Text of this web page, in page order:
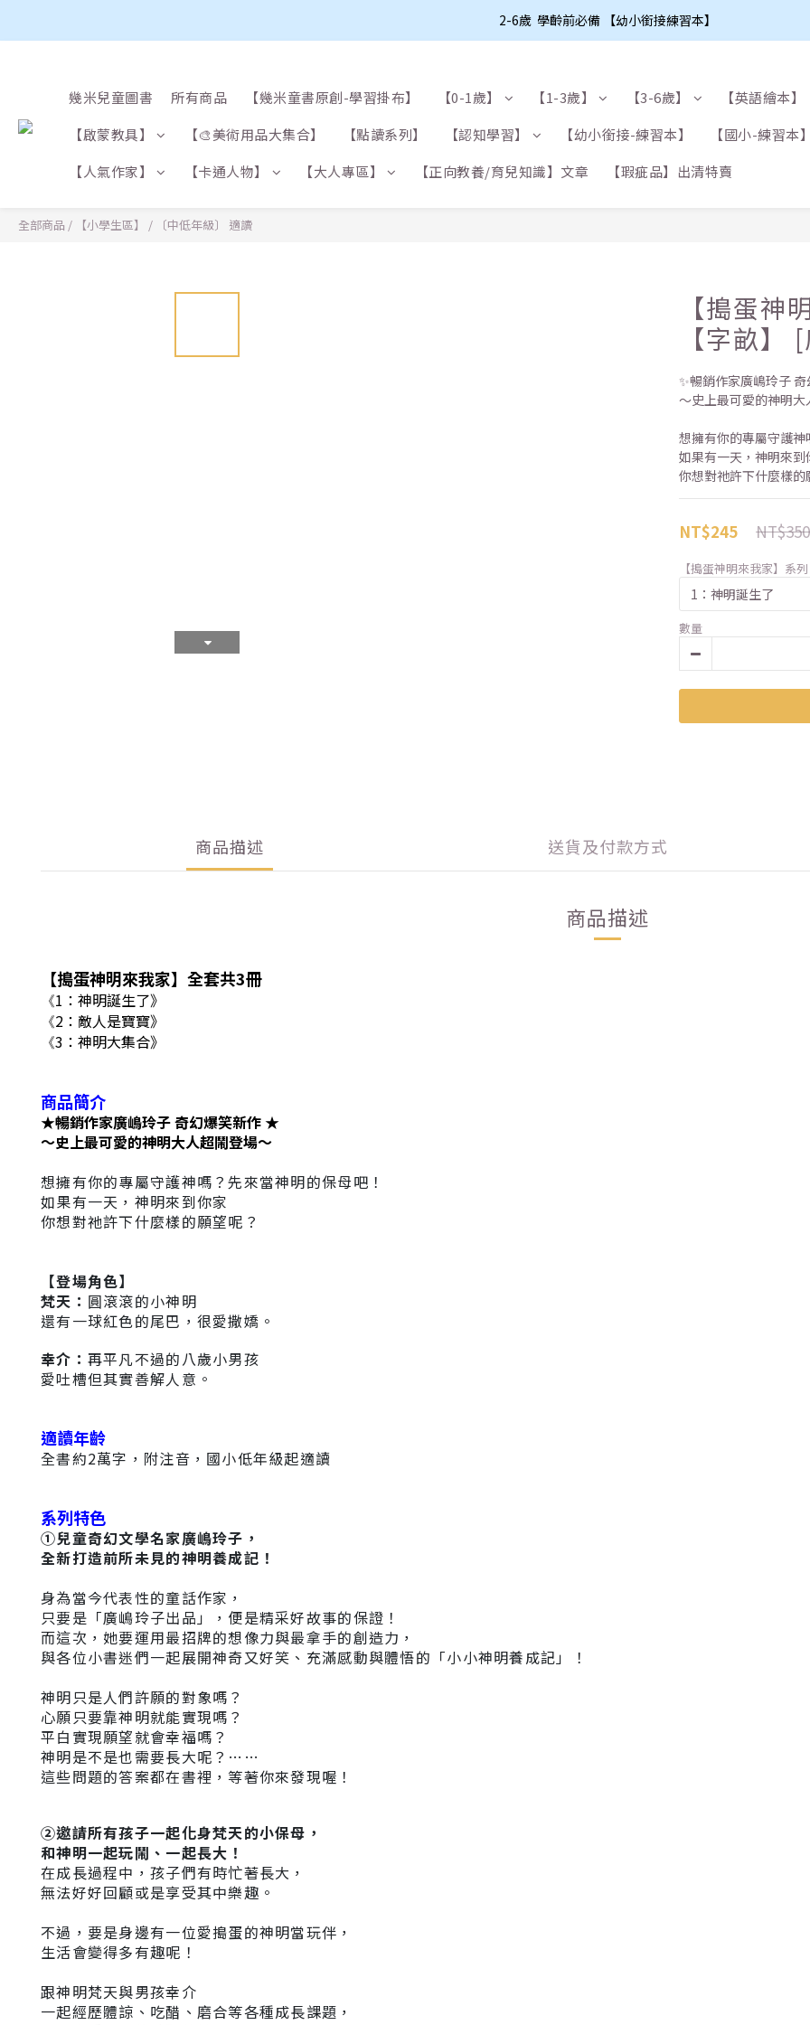
2-6歲  學齡前必備 【幼小銜接練習本】
幾米兒童圖書 所有商品 【幾米童書原創-學習掛布】 【0-1歲】 【1-3歲】 【3-6歲】
【英語繪本】
【啟蒙教具】
【🎨美術用品大集合】 【點讀系列】 【認知學習】 【幼小銜接-練習本】
【國小-練習本
【人氣作家】
【卡通人物】 【大人專區】 【正向教養/育兒知識】文章 【瑕疵品】出清特賣
全部商品 / 【小學生區】 / 〔中低年級〕 適讀
【搗蛋
【字畝】
✨暢銷作家廣嶋玲子
～史上最可愛的神明
想擁有你的專屬守護
如果有一天，神明來到
你想對祂許下什麼樣的
NT$350
NT$245
【搗蛋神明來我家】系列
數量
商品描述 送貨及付款方式
商品描述
【搗蛋神明來我家】全套共3冊
《1：神明誕生了》
《2 ： 敵人是寶寶》
《3： 神明大集合》
商品簡介
★暢銷作家廣嶋玲子 奇幻爆笑新作 ★
～史上最可愛的神明大人超鬧登場～
想擁有你的專屬守護神嗎？先來當神明的保母吧！
如果有一天，神明來到你家
你想對祂許下什麼樣的願望呢？
【登場角色】
梵天： 圓滾滾的小神明
還有一球紅色的尾巴，很愛撒嬌。
幸介 ： 再平凡不過的八歲小男孩
愛吐槽但其實善解人意。
適讀年齡
全書約2萬字，附注音，國小低年級起適讀
系列特色
①兒童奇幻文學名家廣嶋玲子，
全新打造前所未見的神明養成記！
身為當今代表性的童話作家，
只要是「廣嶋玲子出品」，便是精采好故事的保證 ！
而這次，她要運用最招牌的想像力與最拿手的創造力，
與各位小書迷們一起展開神奇又好笑、充滿感動與體悟的「小小神明養成記」！
神明只是人們許願的對象嗎？
心願只要靠神明就能實現嗎？
平白實現願望就會幸福嗎？
神明是不是也需要長大呢？……
這些問題的答案都在書裡，等著你來發現喔！
②邀請所有孩子一起化身梵天的小保母，
和神明一起玩鬧、一起長大！
在成長過程中，孩子們有時忙著長大 ，
無法好好回顧或是享受其中樂趣。
不過，要是身邊有一位愛搗蛋的神明當玩伴，
生活會變得多有趣呢！
跟神明梵天與男孩幸介
一起經歷體諒、吃醋、磨合等各種成長課題，